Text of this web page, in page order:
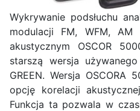
Wykrywanie podsłuchu
modulacji FM, WFM, AM
akustycznym OSCOR
starszą wersja
GREEN. Wersja OSCORA
opcję korelacji
Funkcja ta pozwala w